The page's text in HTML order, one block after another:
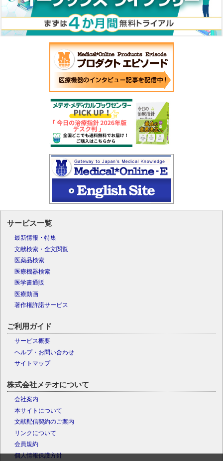
サービス一覧
最新情報・特集
文献検索・全文閲覧
医薬品検索
医療機器検索
医学書通販
医療動画
著作権許諾サービス
ご利用ガイド
サービス概要
ヘルプ・お問い合わせ
サイトマップ
株式会社メテオについて
会社案内
本サイトについて
文献配信契約のご案内
リンクについて
会員規約
個人情報保護方針